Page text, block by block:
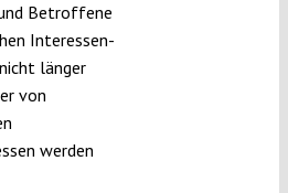
Betroffene
Interessen-
länger
von
werden